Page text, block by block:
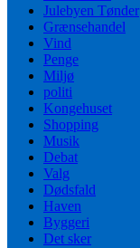
Julebyen Tønder
Grænsehandel
Vind
Penge
Miljø
politi
Kongehuset
Shopping
Musik
Debat
Valg
Dødsfald
Haven
Byggeri
Det sker